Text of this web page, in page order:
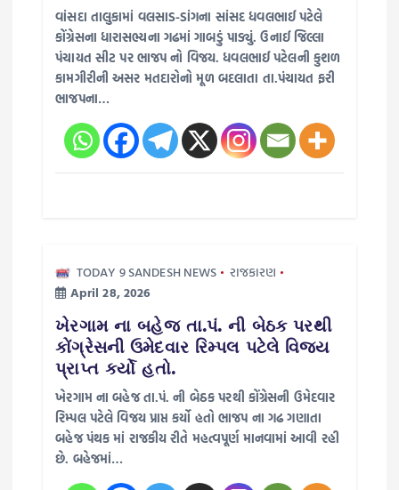
વાંસદા તાલુકામાં વલસાડ-ડાંગના સાંસદ ધવલભાઈ પટેલે
કોંગ્રેસના ધારાસભ્યના ગઢમાં ગાબડું પાડ્યું. ઉનાઈ જિલ્લા
પંચાયત સીટ પર ભાજપ નો વિજય. ધવલભાઈ પટેલની કુશળ
કામગીરીની અસર મતદારોનો મૂળ બદલાતા તા.પંચાયત ફરી
ભાજપના…
TODAY 9 SANDESH NEWS
રાજકારણ
April 28, 2026
ખેરગામ ના બહેજ તા.પં. ની બેઠક પરથી
કોંગ્રેસની ઉમેદવાર રિમ્પલ પટેલે વિજય
પ્રાપ્ત કર્યો હતો.
ખેરગામ ના બહેજ તા.પં. ની બેઠક પરથી કોંગ્રેસની ઉમેદવાર
રિમ્પલ પટેલે વિજય પ્રાપ્ત કર્યો હતો ભાજપ ના ગઢ ગણાતા
બહેજ પંથક માં રાજકીય રીતે મહત્વપૂર્ણ માનવામાં આવી રહી
છે. બહેજમાં…